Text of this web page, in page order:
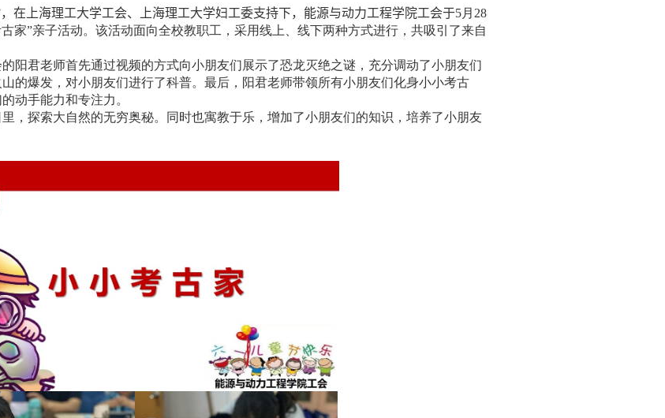
，在上海理工大学工会、上海理工大学妇工委支持下，能源与动力工程学院工会于5月 28
家”亲子活动。该活动面向全校教职工，采用线上、线下两种方式进行，共吸引了来自
阳君老师首先通过视频的方式向小朋友们展示了恐龙灭绝之谜，充分调动了小朋友们
的爆发，对小朋友们进行了科普。最后，阳君老师带领所有小朋友们化身小小考古
动手能力和专注力。
，探索大自然的无穷奥秘。同时也寓教于乐，增加了小朋友们的知识，培养了小朋友